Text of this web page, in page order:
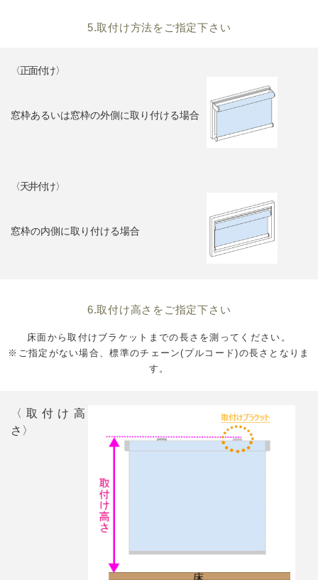
5.取付け方法をご指定下さい
〈正面付け〉
窓枠あるいは窓枠の外側に取り付ける場合
〈天井付け〉
窓枠の内側に取り付ける場合
6.取付け高さをご指定下さい
床面から取付けブラケットまでの長さを測ってください。
※ご指定がない場合、標準のチェーン(プルコード)の長さとなりま
す。
〈取付け高
さ〉